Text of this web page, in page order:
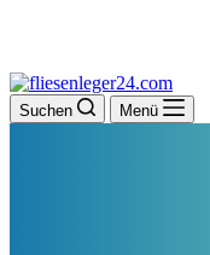
Suchen Menü